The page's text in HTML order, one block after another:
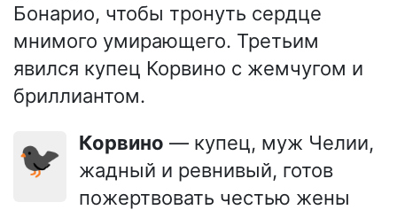
Бонарио, чтобы тронуть сердце
мнимого умирающего. Третьим
явился купец Корвино с жемчугом и
бриллиантом.
🐦‍⬛ Корвино — купец, муж Челии,
жадный и ревнивый, готов
пожертвовать честью жены